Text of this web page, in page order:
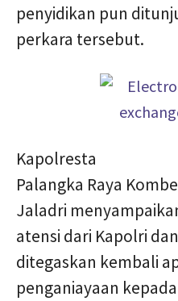
penyidikan pun
perkara tersebut.
Kapolresta
Palangka Raya
Jaladri
atensi dari Kapolri
ditegaskan kembali
penganiayaan